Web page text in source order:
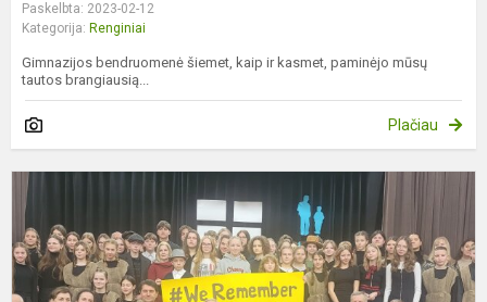
Paskelbta: 2023-02-12
Kategorija: Renginiai
Gimnazijos bendruomenė šiemet, kaip ir kasmet, paminėjo mūsų
tautos brangiausią...
Plačiau